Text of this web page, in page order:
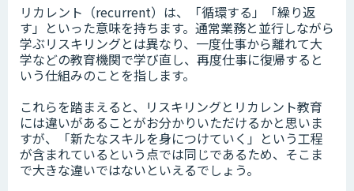
リカレント（recurrent）は、「循環する」「繰り返
す」といった意味を持ちます。通常業務と並行しながら
学ぶリスキリングとは異なり、一度仕事から離れて大
学などの教育機関で学び直し、再度仕事に復帰すると
いう仕組みのことを指します。
これらを踏まえると、リスキリングとリカレント教育
には違いがあることがお分かりいただけるかと思いま
すが、「新たなスキルを身につけていく」という工程
が含まれているという点では同じであるため、そこま
で大きな違いではないといえるでしょう。